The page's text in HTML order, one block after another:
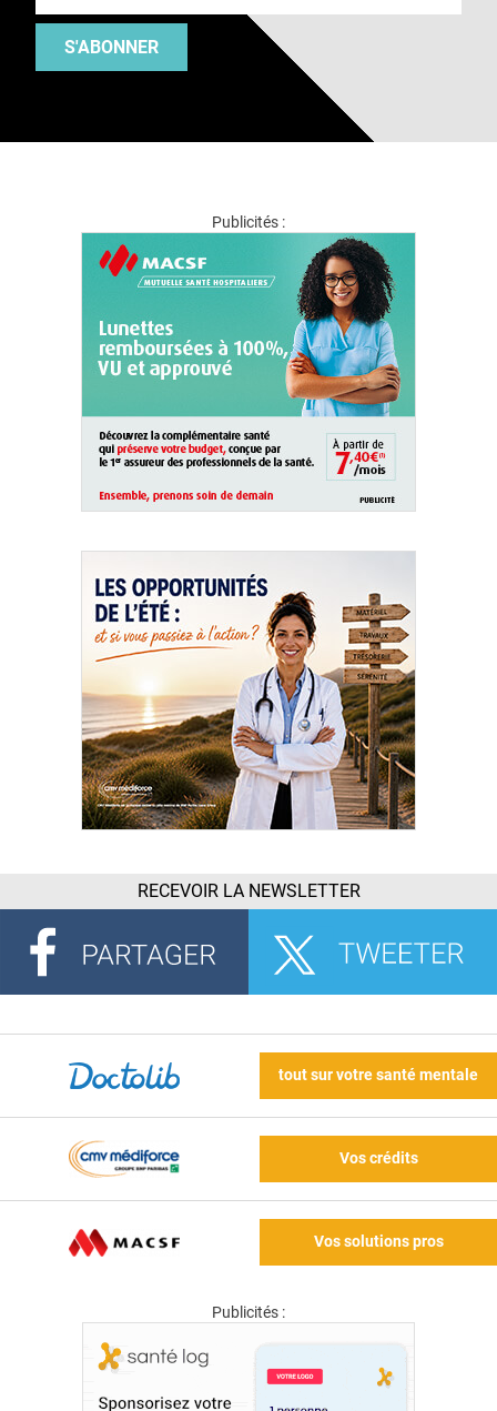
S'ABONNER
Publicités :
RECEVOIR LA NEWSLETTER
tout sur votre santé mentale
Vos crédits
Vos solutions pros
Publicités :